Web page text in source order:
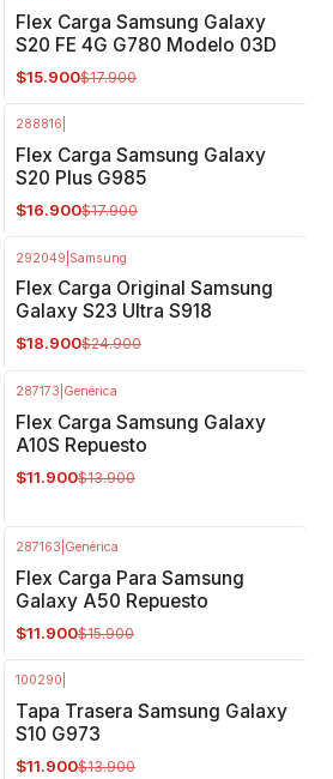
Flex Carga Samsung Galaxy
S20 FE 4G G780 Modelo 03D
$15.900$17.900
288816
Flex Carga Samsung Galaxy
S20 Plus G985
$16.900$17.900
292049 Samsung
Flex Carga Original Samsung
Galaxy S23 Ultra S918
$18.900$24.900
287173 Genérica
Flex Carga Samsung Galaxy
A10S Repuesto
$11.900$13.900
287163 Genérica
Flex Carga Para Samsung
Galaxy A50 Repuesto
$11.900$15.900
100290
Tapa Trasera Samsung Galaxy
S10 G973
$11.900$13.900